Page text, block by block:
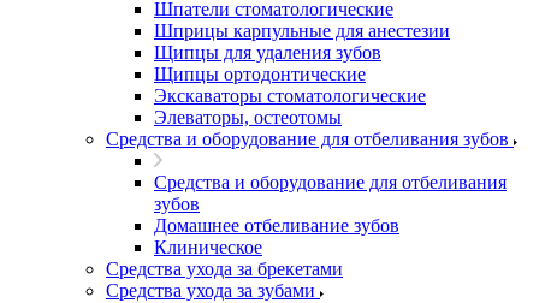
Шпатели стоматологические
Шприцы карпульные для анестезии
Щипцы для удаления зубов
Щипцы ортодонтические
Экскаваторы стоматологические
Элеваторы, остеотомы
Средства и оборудование для отбеливания зубов
Средства и оборудование для отбеливания
зубов
Домашнее отбеливание зубов
Клиническое
Средства ухода за брекетами
Средства ухода за зубами